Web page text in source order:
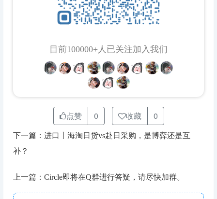
目前100000+人已关注加入我们
点赞 0 收藏 0
下一篇：进口丨海淘日货vs赴日采购，是博弈还是互
补？
上一篇：Circle即将在Q群进行答疑，请尽快加群。